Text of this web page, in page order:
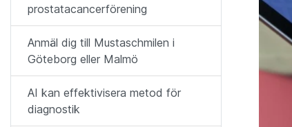
prostatacancerförening
Anmäl dig till Mustaschmilen i
Göteborg eller Malmö
AI kan effektivisera metod för
diagnostik